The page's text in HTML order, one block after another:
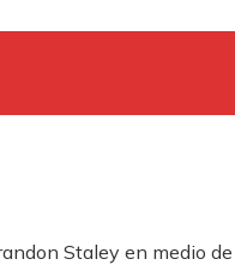
Staley en medio